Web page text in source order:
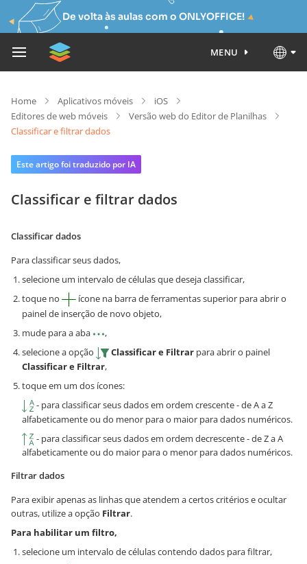
De volta às aulas com o ONLYOFFICE!
MENU
Home Aplicativos móveis
iOS
Editores de web móveis
Versão web do Editor de Planilhas
Classificar e filtrar dados
Este artigo foi traduzido por IA
Classificar e filtrar dados
Classificar dados
Para classificar seus dados,
selecione um intervalo de células que deseja classificar,
toque no
ícone na barra de ferramentas superior para abrir o
painel de inserção de novo objeto,
mude para a aba
,
selecione a opção
Classificar e Filtrar para abrir o painel
Classificar e Filtrar,
toque em um dos ícones:
- para classificar seus dados em ordem crescente - de A a Z
alfabeticamente ou do menor para o maior para dados numéricos.
- para classificar seus dados em ordem decrescente - de Z a A
alfabeticamente ou do maior para o menor para dados numéricos.
Filtrar dados
Para exibir apenas as linhas que atendem a certos critérios e ocultar
outras, utilize a opção Filtrar.
Para habilitar um filtro,
selecione um intervalo de células contendo dados para filtrar,